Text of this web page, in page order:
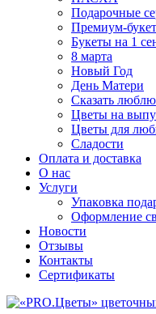
Подарочные
Премиум-
Букеты на 1
8 марта
Новый Год
День Матери
Сказать люблю
Цветы на
Цветы для
Сладости
Оплата и доставка
О нас
Услуги
Упаĸовĸа
Оформление
Новости
Отзывы
Контакты
Сертификаты